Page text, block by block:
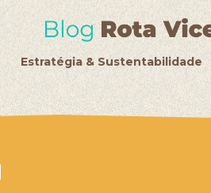
Estratégia & Sustentabilidade